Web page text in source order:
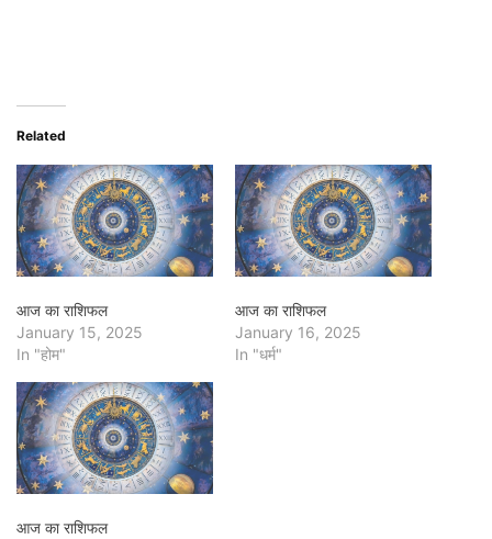
Related
आज का राशिफल
January 15, 2025
In "होम"
आज का राशिफल
January 16, 2025
In "धर्म"
आज का राशिफल